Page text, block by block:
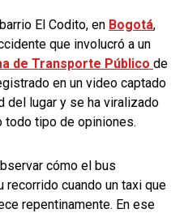
El Codito, en Bogotá,
que involucró a un
de Transporte Público de
en un video captado
del lugar y se ha viralizado
todo tipo de opiniones.
cómo el bus
recorrido cuando un taxi que
repentinamente. En ese